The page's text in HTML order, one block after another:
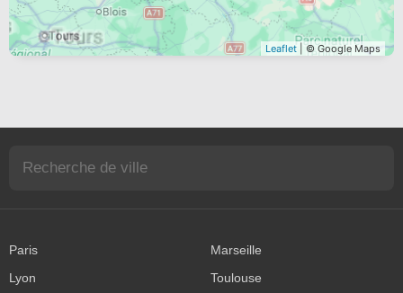
Leaflet | © Google Maps
Paris
Marseille
Lyon
Toulouse